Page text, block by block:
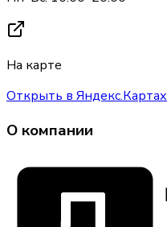
На карте
Открыть в Яндекс.Картах
О компании